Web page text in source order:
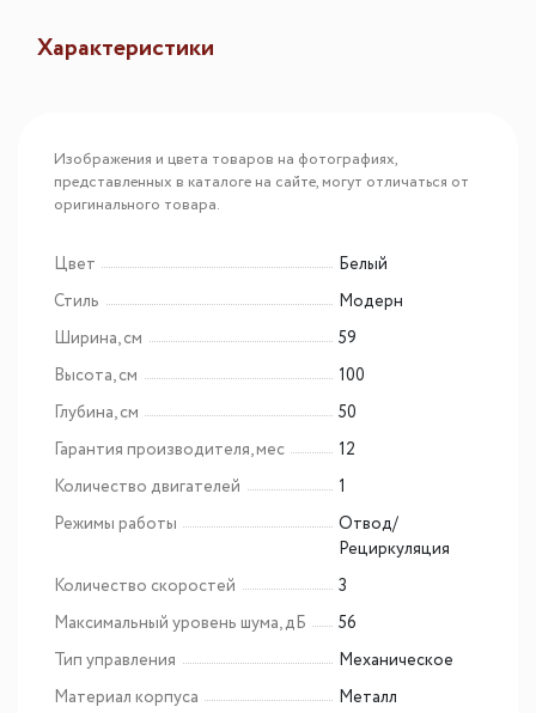
Характеристики
Изображения и цвета товаров на фотографиях,
представленных в каталоге на сайте, могут отличаться от
оригинального товара.
Цвет
Белый
Стиль
Модерн
Ширина, см
59
Высота, см
100
Глубина, см
50
Гарантия производителя, мес
12
Количество двигателей
1
Режимы работы
Отвод/
Рециркуляция
Количество скоростей
3
Максимальный уровень шума, дБ
56
Тип управления
Механическое
Материал корпуса
Металл